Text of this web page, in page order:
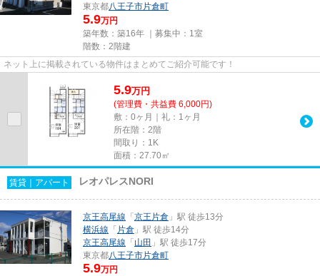
東京都八王子市片倉町
5.9万円
築年数：築16年 ｜募集中： 1室
階数：2階建
ネット上に掲載されている物件はまとめてご紹介可能です！
5.9万円
(管理費・共益費 6,000円)
敷：0ヶ月｜礼：1ヶ月
所在階：2階
間取り：1K
面積：27.70㎡
賃貸｜アパート レオパレスNORI
京王高尾線 「京王片倉 」駅 徒歩13分
横浜線 「 片倉 」駅 徒歩14分
京王高尾線 「山田 」駅 徒歩17分
東京都八王子市片倉町
5.9万円